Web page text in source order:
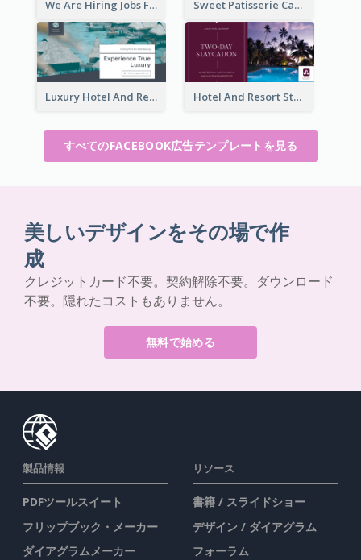
We Are Hiring Jobs Facebook Ad Sweet Patisserie Cake Promotion Facebook Ad
Luxury Hotel And Resort Booking Facebook Ad Hotel And Resort Staycation Promotion Facebook Ad
すべてのFACEBOOK広告テンプレートを見る
美しいデザインをその場で作
成
クレジットカード不要。契約解除不要。ダウンロード
不要。隠れたコストもありません。
無料で始める
製品情報
PDFツールスイート
フリップブック・メーカー
ダイアグラムメーカー
リソース
書籍 / スライドショー
デザイン / ダイアグラム
フォーラム